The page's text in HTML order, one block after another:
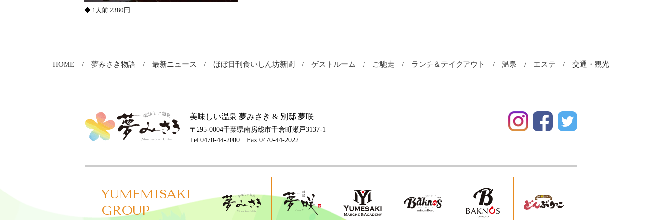
◆ 1人前 2380円
HOME 夢みさき物語 最新ニュース ほぼ日刊食いしん坊新聞 ゲストルーム ご馳走 ランチ＆テイクアウト 温泉 エステ 交通・観光
美味しい温泉 夢みさき & 別邸 夢咲
〒295-0004千葉県南房総市千倉町瀬戸3137-1
Tel.0470-44-2000 Fax.0470-44-2022
YUMEMISAKI
GROUP